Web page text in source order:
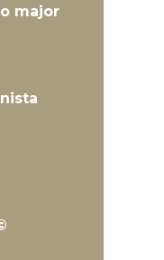
major